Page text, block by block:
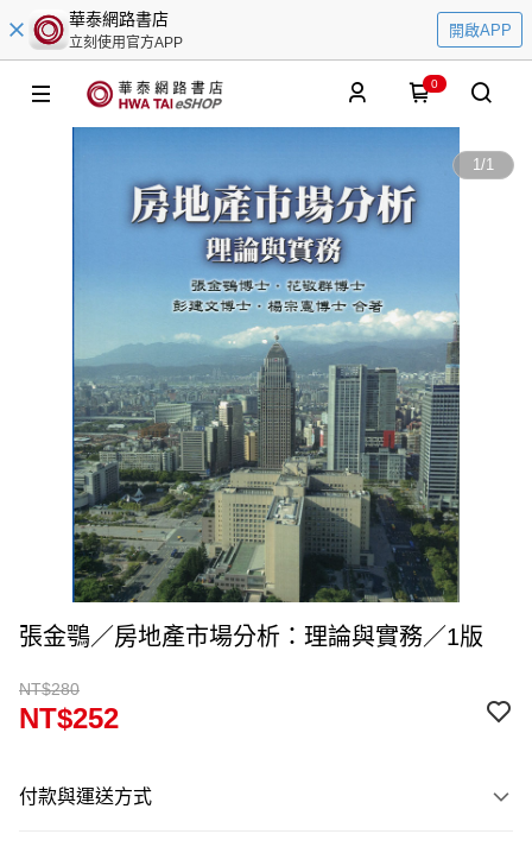
華泰網路書店
立刻使用官方APP
開啟APP
0
1/1
張金鶚／房地產市場分析：理論與實務／1版
NT$280
NT$252
付款與運送方式